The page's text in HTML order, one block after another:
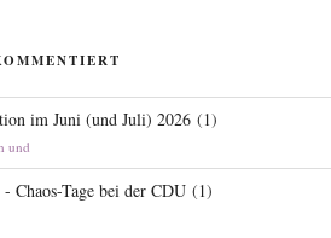
im Juni (und Juli) 2026 (1)
und
Chaos-Tage bei der CDU (1)